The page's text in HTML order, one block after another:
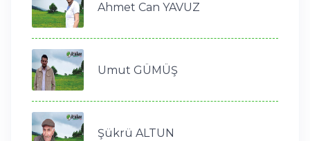
Ahmet Can YAVUZ
Umut GÜMÜŞ
Şükrü ALTUN